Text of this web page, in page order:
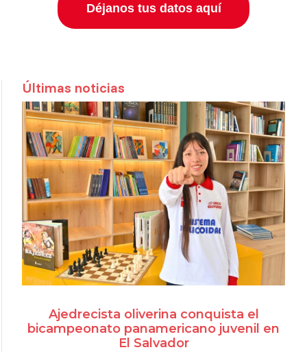
Déjanos tus datos aquí
Últimas noticias
Ajedrecista oliverina conquista el
bicampeonato panamericano juvenil en
El Salvador